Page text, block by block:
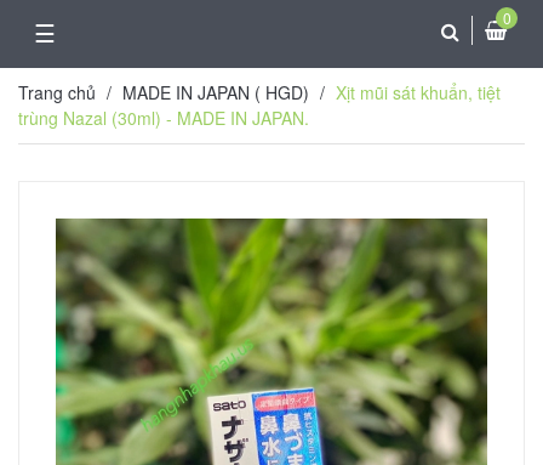
☰ 0
Trang chủ / MADE IN JAPAN ( HGD) / Xịt mũi sát khuẩn, tiệt
trùng Nazal (30ml) - MADE IN JAPAN.